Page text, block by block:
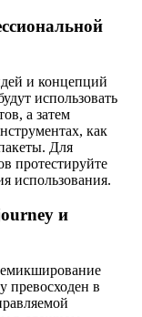
и концепций
использовать
а затем
как
Для
протестируйте
использования.
и
превосходен в